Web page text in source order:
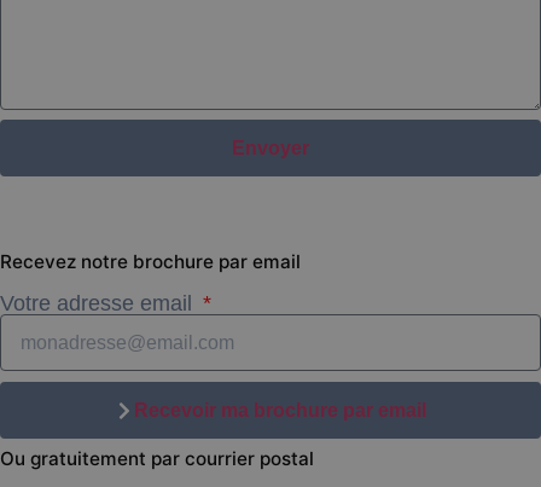
Envoyer
Recevez notre brochure par email
Votre adresse email
Recevoir ma brochure par email
Ou gratuitement par courrier postal